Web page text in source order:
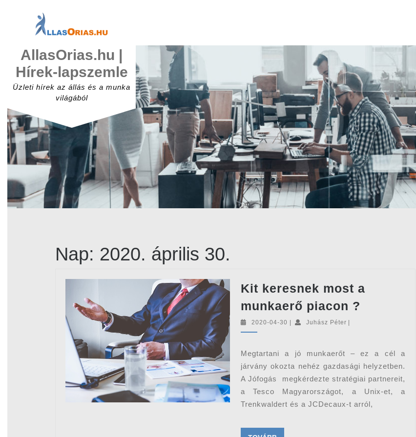
AllasOrias.hu |
Hírek-lapszemle
Üzleti hírek az állás és a munka
világából
Nap: 2020. április 30.
Kit keresnek most a
munkaerő piacon ?
munkaerő
piacon
?
2020-04-30 2020-
| Juhász PéterJuhász
|
Megtartani a jó munkaerőt – ez a cél a
járvány okozta nehéz gazdasági helyzetben.
A Jófogás megkérdezte stratégiai partnereit,
a Tesco Magyarországot, a Unix-et, a
Trenkwaldert és a JCDecaux-t arról,